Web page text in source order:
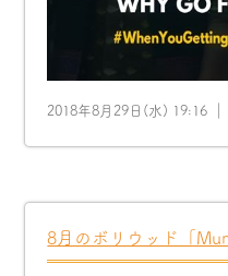
2018年8月29日(水) 19:16 ｜
8月のボリウッド「